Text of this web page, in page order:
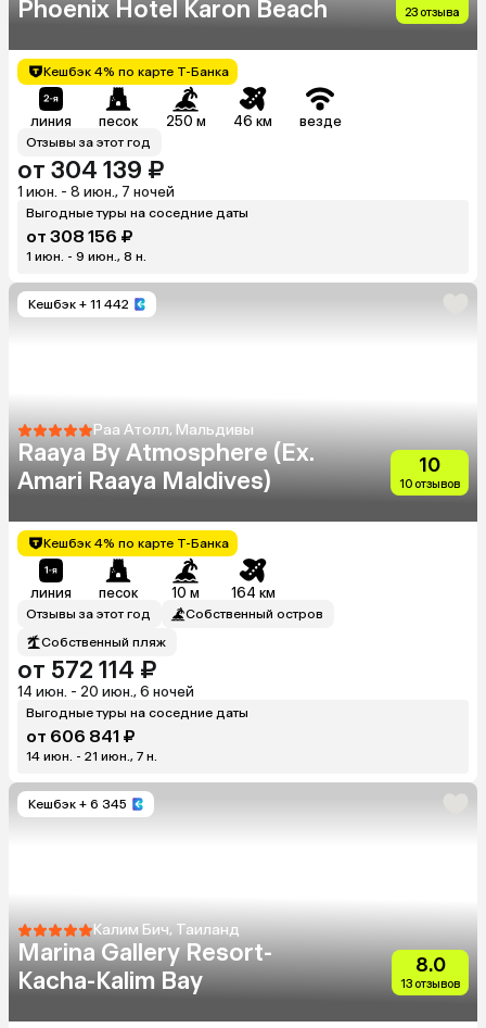
Phoenix Hotel Karon Beach 23 отзыва
Кешбэк 4% по карте Т-Банка
линия песок 250 м 46 км везде
Отзывы за этот год
от 304 139 ₽
1 июн. - 8 июн., 7 ночей
Выгодные туры на соседние даты
от 308 156 ₽
1 июн. - 9 июн., 8 н.
Кешбэк + 11 442
Раа Атолл, Мальдивы
Raaya By Atmosphere (Ex.
Amari Raaya Maldives)
10
10 отзывов
Кешбэк 4% по карте Т-Банка
линия песок 10 м 164 км
Отзывы за этот год
Собственный остров
Собственный пляж
от 572 114 ₽
14 июн. - 20 июн., 6 ночей
Выгодные туры на соседние даты
от 606 841 ₽
14 июн. - 21 июн., 7 н.
Кешбэк + 6 345
Калим Бич, Таиланд
Marina Gallery Resort-
Kacha-Kalim Bay
8.0
13 отзывов